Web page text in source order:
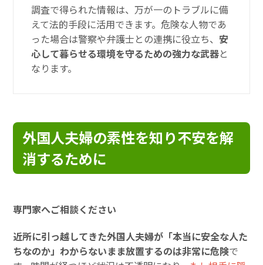
調査で得られた情報は、万が一のトラブルに備
えて法的手段に活用できます。危険な人物であ
った場合は警察や弁護士との連携に役立ち、安
心して暮らせる環境を守るための強力な武器と
なります。
外国人夫婦の素性を知り不安を解
消するために
専門家へご相談ください
近所に引っ越してきた外国人夫婦が「本当に安全な人た
ちなのか」わからないまま放置するのは非常に危険で